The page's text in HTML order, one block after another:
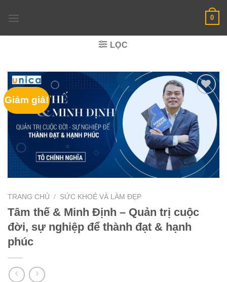
0
LỌC
Giảm giá!
TRANG CHỦ / SỨC KHOẺ VÀ LÀM ĐẸP
Tâm thế & Minh Định – Quản trị cuộc
đời, sự nghiệp để thành đạt & hạnh
phúc